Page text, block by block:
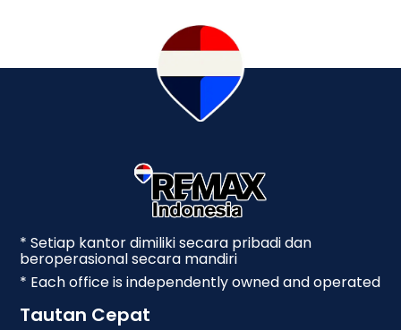
* Setiap kantor dimiliki secara pribadi dan
beroperasional secara mandiri
* Each office is independently owned and operated
Tautan Cepat